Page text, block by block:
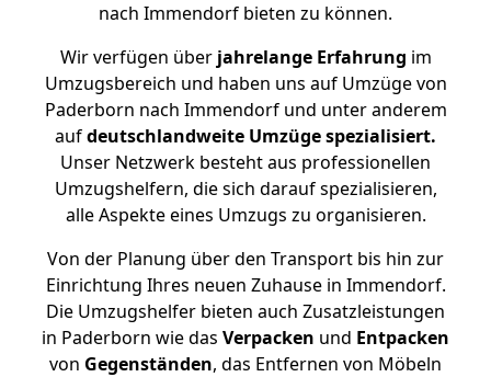
nach Immendorf bieten zu können.
Wir verfügen überjahrelange Erfahrung im
Umzugsbereich und haben uns auf Umzüge von
Paderborn nach Immendorf und unter anderem
aufdeutschlandweite Umzüge spezialisiert.
Unser Netzwerk besteht aus professionellen
Umzugshelfern, die sich darauf spezialisieren,
alle Aspekte eines Umzugs zu organisieren.
Von der Planung über den Transport bis hin zur
Einrichtung Ihres neuen Zuhause in Immendorf.
Die Umzugshelfer bieten auch Zusatzleistungen
in Paderborn wie das Verpacken und Entpacken
von Gegenständen, das Entfernen von Möbeln